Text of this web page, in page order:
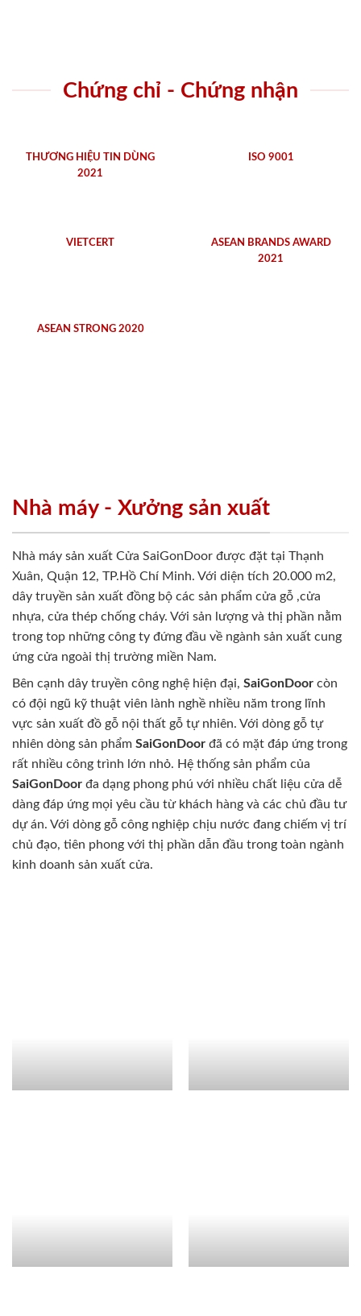
Chứng chỉ - Chứng nhận
THƯƠNG HIỆU TIN DÙNG
2021
ISO 9001
VIETCERT
ASEAN BRANDS AWARD
2021
ASEAN STRONG 2020
Nhà máy - Xưởng sản xuất
Nhà máy sản xuất Cửa SaiGonDoor được đặt tại Thạnh
Xuân, Quận 12, TP.Hồ Chí Minh. Với diện tích 20.000 m2,
dây truyền sản xuất đồng bộ các sản phẩm cửa gỗ ,cửa
nhựa, cửa thép chống cháy. Với sản lượng và thị phần nằm
trong top những công ty đứng đầu về ngành sản xuất cung
ứng cửa ngoài thị trường miền Nam.
Bên cạnh dây truyền công nghệ hiện đại, SaiGonDoor còn
có đội ngũ kỹ thuật viên lành nghề nhiều năm trong lĩnh
vực sản xuất đồ gỗ nội thất gỗ tự nhiên. Với dòng gỗ tự
nhiên dòng sản phẩm SaiGonDoor đã có mặt đáp ứng trong
rất nhiều công trình lớn nhỏ. Hệ thống sản phẩm của
SaiGonDoor đa dạng phong phú với nhiều chất liệu cửa dễ
dàng đáp ứng mọi yêu cầu từ khách hàng và các chủ đầu tư
dự án. Với dòng gỗ công nghiệp chịu nước đang chiếm vị trí
chủ đạo, tiên phong với thị phần dẫn đầu trong toàn ngành
kinh doanh sản xuất cửa.